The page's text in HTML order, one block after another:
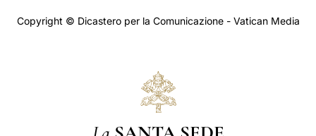
Copyright © Dicastero per la Comunicazione - Vatican Media